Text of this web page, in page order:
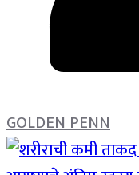
GOLDEN PENN